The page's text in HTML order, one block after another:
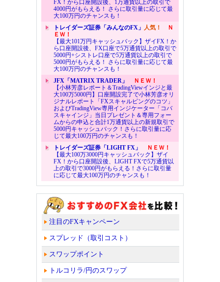
FX！から口座開設後、1万通貨以上の取引で
4000円がもらえる！ さらに取引量に応じて最
大100万円のチャンスも！
トレイダーズ証券「みんなのFX」 人気！
Ｎ
ＥＷ！
【最大101万円キャッシュバック】ザイFX！か
ら口座開設後、FX口座で5万通貨以上の取引で
5000円+シストレ口座で5万通貨以上の取引で
5000円がもらえる！ さらに取引量に応じて最
大100万円のチャンスも！
JFX「MATRIX TRADER」
ＮＥＷ！
【小林芳彦レポート＆TradingViewインジと最
大100万5000円】口座開設完了で小林芳彦オリ
ジナルレポート「FXスキャルピングのコツ」
およびTradingView専用インジケーター「コバ
スキャインジ」当日プレゼント＆専用フォー
ムからの申込と合計1万通貨以上の新規取引で
5000円キャッシュバック！さらに取引量に応
じて最大100万円のチャンスも！
トレイダーズ証券「LIGHT FX」
ＮＥＷ！
【最大100万3000円キャッシュバック】ザイ
FX！から口座開設後、LIGHT FXで5万通貨以
上の取引で3000円がもらえる！さらに取引量
に応じて最大100万円のチャンスも！
注目のFXキャンペーン
スプレッド（取引コスト）
スワップポイント
トルコリラ/円のスワップ